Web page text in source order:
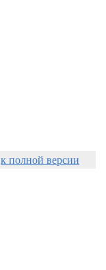
к полной версии